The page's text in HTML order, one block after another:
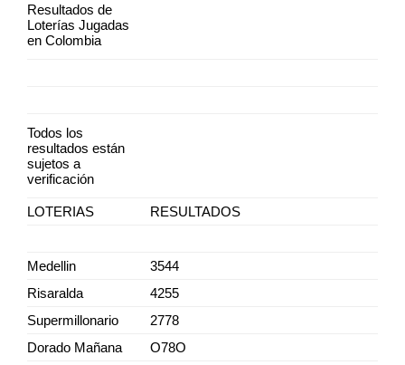
Resultados de
Loterías Jugadas
en Colombia
Todos los
resultados están
sujetos a
verificación
LOTERIAS RESULTADOS
Medellin
3544
Risaralda
4255
Supermillonario
2778
Dorado Mañana
O78O